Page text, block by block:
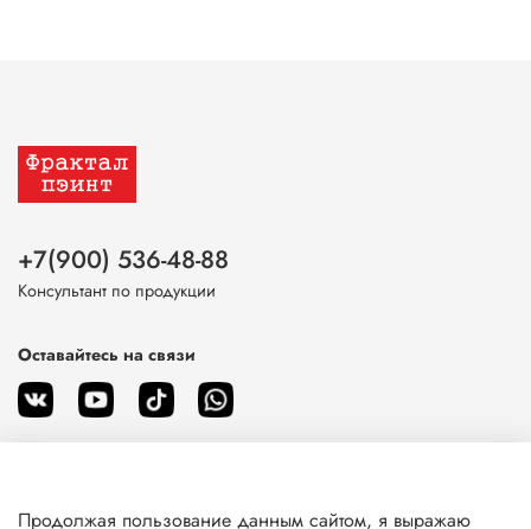
+7(900) 536-48-88
Консультант по продукции
Оставайтесь на связи
Продолжая пользование данным сайтом, я выражаю